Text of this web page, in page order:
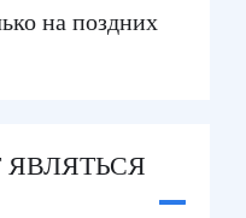
на поздних